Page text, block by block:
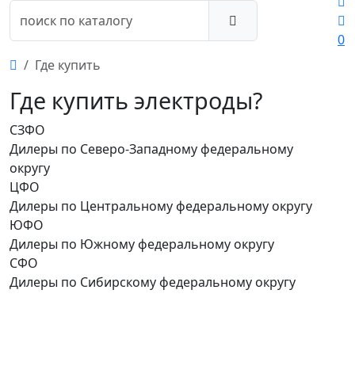
0
Где купить
Где купить электроды?
СЗФО
Дилеры по Северо-Западному федеральному
округу
ЦФО
Дилеры по Центральному федеральному округу
ЮФО
Дилеры по Южному федеральному округу
СФО
Дилеры по Сибирскому федеральному округу